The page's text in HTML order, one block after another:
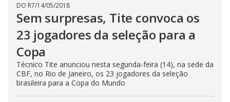
DO R7/14/05/2018
Sem surpresas, Tite convoca os
23 jogadores da seleção para a
Copa
Técnico Tite anunciou nesta segunda-feira (14), na sede da
CBF, no Rio de Janeiro, os 23 jogadores da seleção
brasileira para a Copa do Mundo